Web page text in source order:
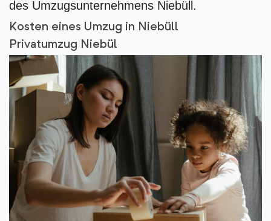
des Umzugsunternehmens Niebüll.
Kosten eines Umzug in Niebüll
Privatumzug Niebül